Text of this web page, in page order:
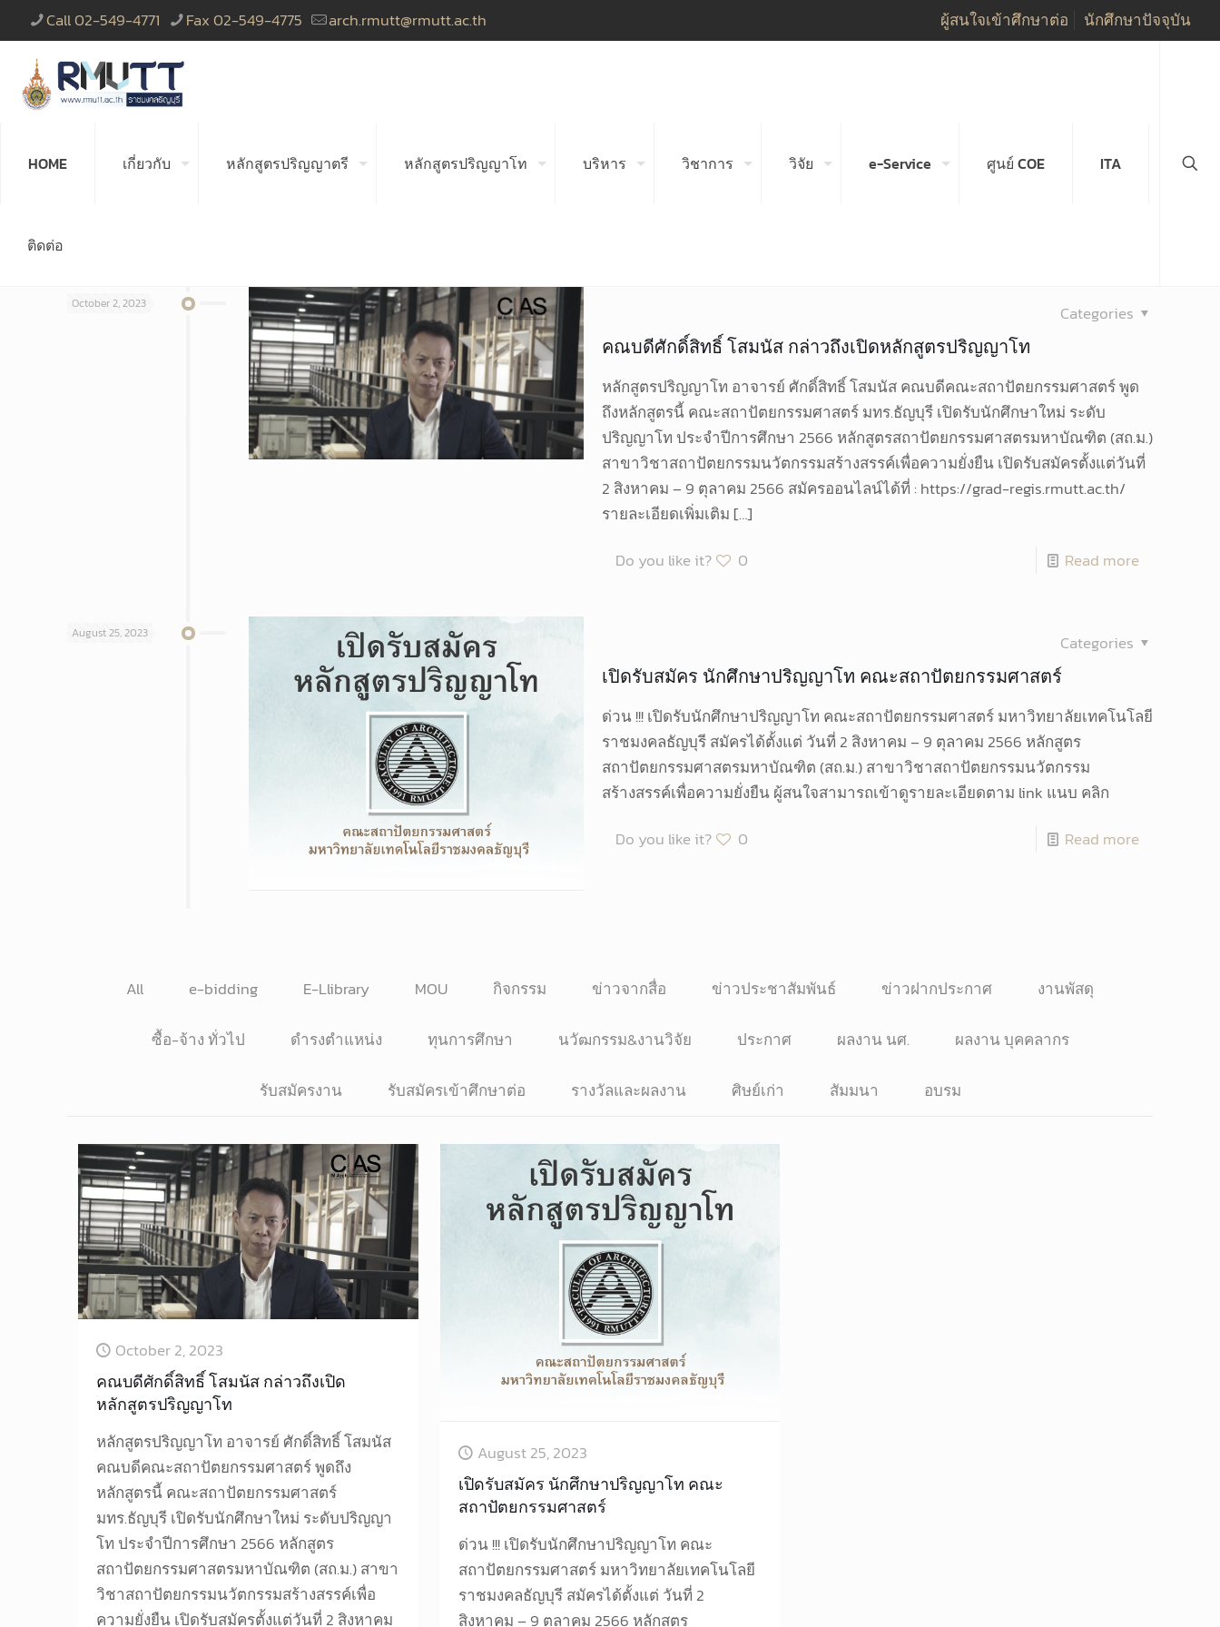
Call 02-549-4771 Fax 02-549-4775 arch.rmutt@rmutt.ac.th ผู้สนใจเข้าศึกษาต่อ นักศึกษาปัจจุบัน
HOME เกี่ยวกับ หลักสูตรปริญญาตรี หลักสูตรปริญญาโท บริหาร วิชาการ วิจัย e-Service ศูนย์ COE ITA
ติดต่อ
October 2, 2023 Categories
คณบดีศักดิ์สิทธิ์ โสมนัส กล่าวถึงเปิดหลักสูตรปริญญาโท
หลักสูตรปริญญาโท อาจารย์ ศักดิ์สิทธิ์ โสมนัส คณบดีคณะสถาปัตยกรรมศาสตร์ พูด
ถึงหลักสูตรนี้ คณะสถาปัตยกรรมศาสตร์ มทร.ธัญบุรี เปิดรับนักศึกษาใหม่ ระดับ
ปริญญาโท ประจำปีการศึกษา 2566 หลักสูตรสถาปัตยกรรมศาสตรมหาบัณฑิต (สถ.ม.)
สาขาวิชาสถาปัตยกรรมนวัตกรรมสร้างสรรค์เพื่อความยั่งยืน เปิดรับสมัครตั้งแต่วันที่
2 สิงหาคม – 9 ตุลาคม 2566 สมัครออนไลน์ได้ที่ : https://grad-regis.rmutt.ac.th/
รายละเอียดเพิ่มเติม[…]
Do you like it?
0 Read more
August 25, 2023 Categories
เปิดรับสมัคร นักศึกษาปริญญาโท คณะสถาปัตยกรรมศาสตร์
ด่วน !!! เปิดรับนักศึกษาปริญญาโท คณะสถาปัตยกรรมศาสตร์ มหาวิทยาลัยเทคโนโลยี
ราชมงคลธัญบุรี สมัครได้ตั้งแต่ วันที่ 2 สิงหาคม – 9 ตุลาคม 2566 หลักสูตร
สถาปัตยกรรมศาสตรมหาบัณฑิต (สถ.ม.) สาขาวิชาสถาปัตยกรรมนวัตกรรม
สร้างสรรค์เพื่อความยั่งยืน ผู้สนใจสามารถเข้าดูรายละเอียดตาม link แนบ คลิก
Do you like it?
0 Read more
All e-bidding E-Llibrary MOU กิจกรรม ข่าวจากสื่อ ข่าวประชาสัมพันธ์ ข่าวฝากประกาศ งานพัสดุ
ซื้อ-จ้าง ทั่วไป ดำรงตำแหน่ง ทุนการศึกษา นวัฒกรรม&งานวิจัย ประกาศ ผลงาน นศ. ผลงาน บุคคลากร
รับสมัครงาน รับสมัครเข้าศึกษาต่อ รางวัลและผลงาน ศิษย์เก่า สัมมนา อบรม
October 2, 2023
คณบดีศักดิ์สิทธิ์ โสมนัส กล่าวถึงเปิด
หลักสูตรปริญญาโท
หลักสูตรปริญญาโท อาจารย์ ศักดิ์สิทธิ์ โสมนัส
คณบดีคณะสถาปัตยกรรมศาสตร์ พูดถึง
หลักสูตรนี้ คณะสถาปัตยกรรมศาสตร์
มทร.ธัญบุรี เปิดรับนักศึกษาใหม่ ระดับปริญญา
โท ประจำปีการศึกษา 2566 หลักสูตร
สถาปัตยกรรมศาสตรมหาบัณฑิต (สถ.ม.) สาขา
วิชาสถาปัตยกรรมนวัตกรรมสร้างสรรค์เพื่อ
ความยั่งยืน เปิดรับสมัครตั้งแต่วันที่ 2 สิงหาคม
August 25, 2023
เปิดรับสมัคร นักศึกษาปริญญาโท คณะ
สถาปัตยกรรมศาสตร์
ด่วน !!! เปิดรับนักศึกษาปริญญาโท คณะ
สถาปัตยกรรมศาสตร์ มหาวิทยาลัยเทคโนโลยี
ราชมงคลธัญบุรี สมัครได้ตั้งแต่ วันที่ 2
สิงหาคม – 9 ตุลาคม 2566 หลักสูตร